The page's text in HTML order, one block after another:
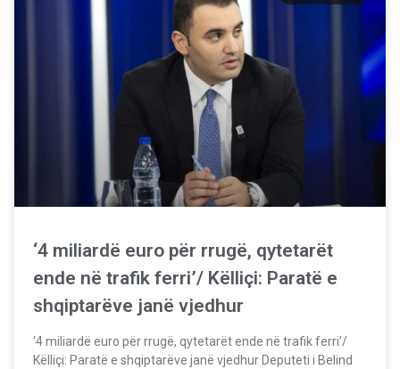
‘4 miliardë euro për rrugë, qytetarët
ende në trafik ferri’/ Këlliçi: Paratë e
shqiptarëve janë vjedhur
‘4 miliardë euro për rrugë, qytetarët ende në trafik ferri’/
Këlliçi: Paratë e shqiptarëve janë vjedhur Deputeti i Belind